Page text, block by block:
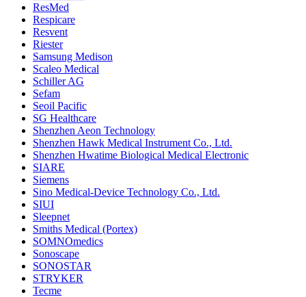
ResMed
Respicare
Resvent
Riester
Samsung Medison
Scaleo Medical
Schiller AG
Sefam
Seoil Pacific
SG Healthcare
Shenzhen Aeon Technology
Shenzhen Hawk Medical Instrument Co., Ltd.
Shenzhen Hwatime Biological Medical Electronic
SIARE
Siemens
Sino Medical-Device Technology Co., Ltd.
SIUI
Sleepnet
Smiths Medical (Portex)
SOMNOmedics
Sonoscape
SONOSTAR
STRYKER
Tecme